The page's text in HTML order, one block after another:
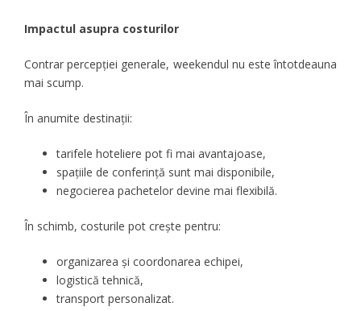
Impactul asupra costurilor
Contrar percepției generale, weekendul nu este întotdeauna
mai scump.
În anumite destinații:
tarifele hoteliere pot fi mai avantajoase,
spațiile de conferință sunt mai disponibile,
negocierea pachetelor devine mai flexibilă.
În schimb, costurile pot crește pentru:
organizarea și coordonarea echipei,
logistică tehnică,
transport personalizat.